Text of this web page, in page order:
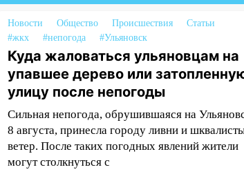
Новости Общество Происшествия
Статьи
#жкх
#непогода #Ульяновск
Куда жаловаться ульяновцам на
упавшее дерево или
улицу после непогоды
Сильная непогода, обрушившаяся на
8 августа, принесла городу ливни и
ветер. После таких погодных явлений жители
могут столкнуться с